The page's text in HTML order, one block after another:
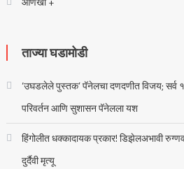
ताज्या घडामोडी
‘उघडलेले पुस्तक’ पॅनेलचा दणदणीत विजय; सर्व
परिवर्तन आणि सुशासन पॅनेलला यश
हिंगोलीत धक्कादायक प्रकार! डिझेलअभावी
दुर्दैवी मृत्यू